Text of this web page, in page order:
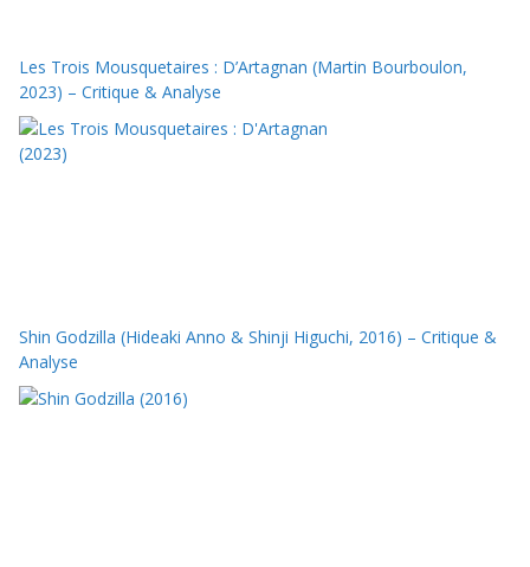
Les Trois Mousquetaires : D’Artagnan (Martin Bourboulon,
2023) – Critique & Analyse
Shin Godzilla (Hideaki Anno & Shinji Higuchi, 2016) – Critique &
Analyse